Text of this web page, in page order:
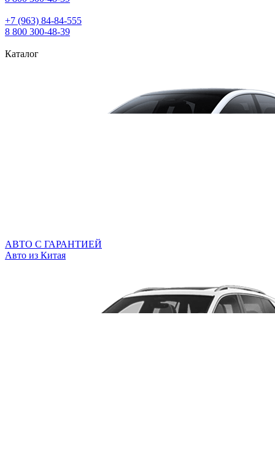
+7 (963) 84‑84‑555
8 800 300‑48‑39
Каталог
АВТО С ГАРАНТИЕЙ
Авто из Китая